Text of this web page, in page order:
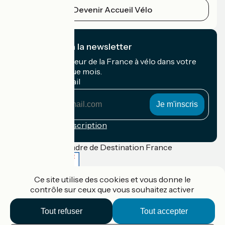
Devenir Accueil Vélo
Je m'abonne à la newsletter
Recevez le meilleur de la France à vélo dans votre
boîte mail chaque mois.
Mon adresse mail
Conditions d'inscription
Financé dans le cadre de Destination France
Accueil Vélo Pro
Contact
Mentions légales
Confidentialité
Ce site utilise des cookies et vous donne le
contrôle sur ceux que vous souhaitez activer
Tout accepter
Tout refuser